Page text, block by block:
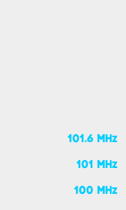
101.6 MHz
101 MHz
100 MHz